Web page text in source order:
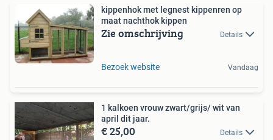
kippenhok met legnest kippenren op
maat nachthok kippen
Zie omschrijving Details
Bezoek website Vandaag
1 kalkoen vrouw zwart/grijs/ wit van
april dit jaar.
€ 25,00 Details